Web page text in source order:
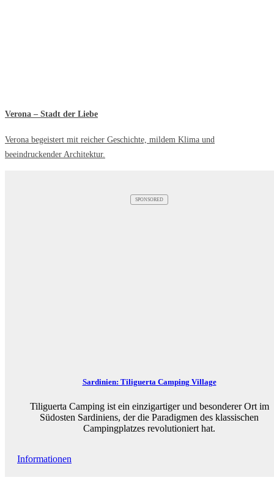
Verona – Stadt der Liebe
Verona begeistert mit reicher Geschichte, mildem Klima und
beeindruckender Architektur.
SPONSORED
Sardinien: Tiliguerta Camping Village
Tiliguerta Camping ist ein einzigartiger und besonderer Ort im
Südosten Sardiniens, der die Paradigmen des klassischen
Campingplatzes revolutioniert hat.
Informationen